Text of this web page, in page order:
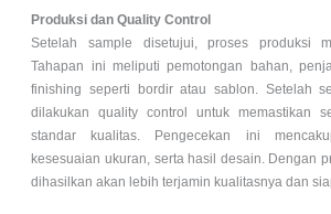
Produksi dan Quality Control
Setelah sample disetujui, proses produksi
Tahapan ini meliputi pemotongan bahan,
finishing seperti bordir atau sablon. Setelah
dilakukan quality control untuk memastikan
standar kualitas. Pengecekan ini
kesesuaian ukuran, serta hasil desain. Dengan
dihasilkan akan lebih terjamin kualitasnya dan